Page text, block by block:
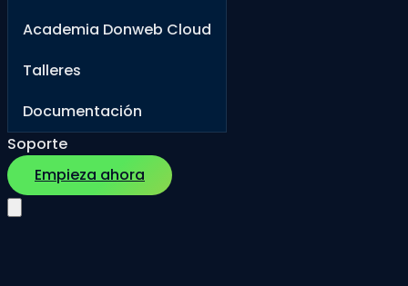
Academia Donweb Cloud
Talleres
Documentación
Soporte
Empieza ahora